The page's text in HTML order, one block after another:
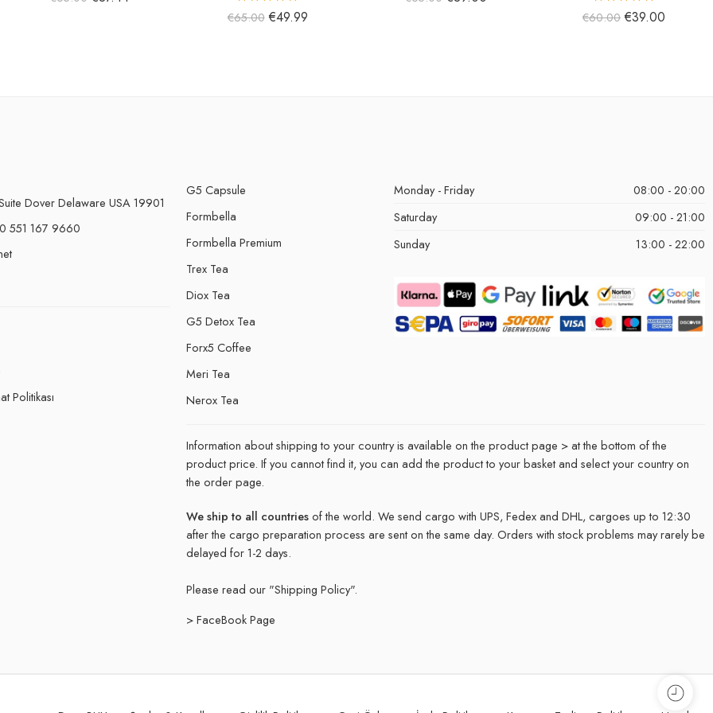
5 üzerinden
5.00oy aldı
€65.00 €49.99 5 üzerinden
5.00oy aldı
€60.00 €39.00
Dover Delaware USA 19901
551 167 9660
Politikası
G5 Capsule
Formbella
Formbella Premium
Trex Tea
Diox Tea
G5 Detox Tea
Forx5 Coffee
Meri Tea
Nerox Tea
Monday - Friday
08:00 - 20:00
Saturday
09:00 - 21:00
Sunday
13:00 - 22:00
Information about shipping to your country is available on the product page > at the bottom of the
product price. If you cannot find it, you can add the product to your basket and select your country on
the order page.
We ship to all countriesof the world. We send cargo with UPS, Fedex and DHL, cargoes up to 12:30
after the cargo preparation process are sent on the same day. Orders with stock problems may rarely be
delayed for 1-2 days.
Please read our "Shipping Policy".
> FaceBook Page